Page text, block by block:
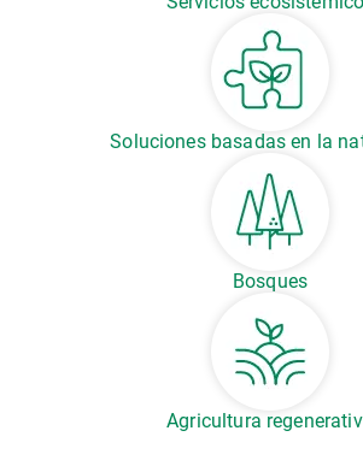
Soluciones basadas en la
Bosques
Agricultura